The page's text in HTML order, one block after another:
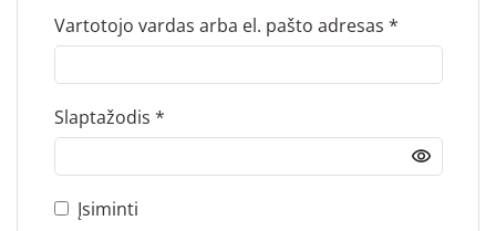
Vartotojo vardas arba el. pašto adresas *
Slaptažodis *
Įsiminti